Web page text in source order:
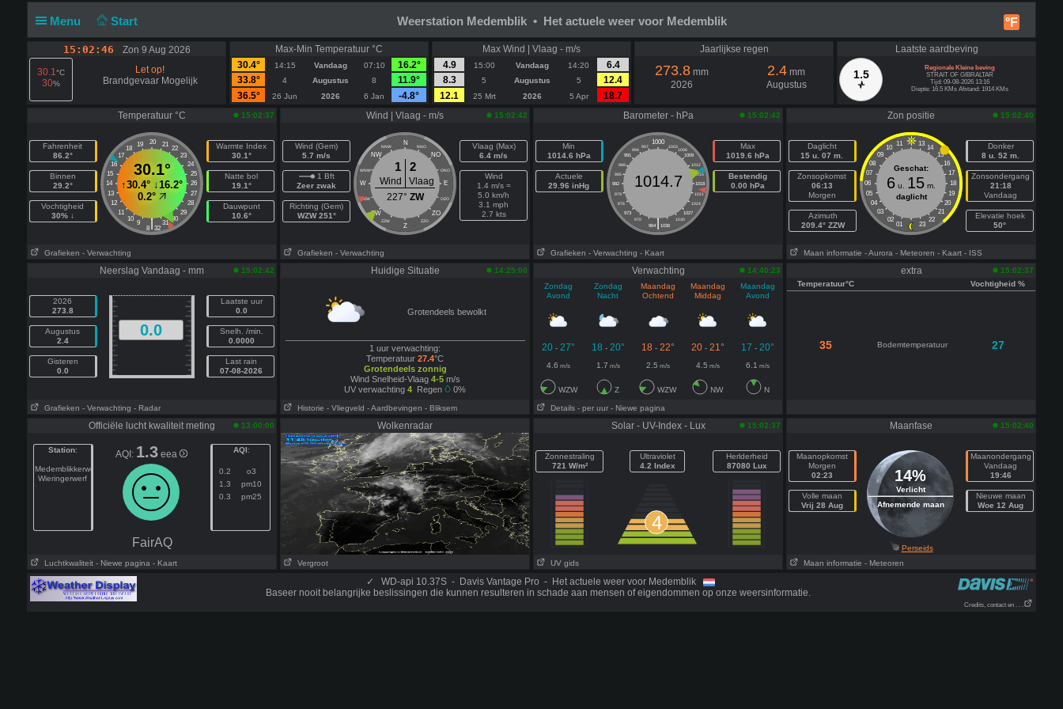
Menu Start °F
Weerstation Medemblik • Het actuele weer voor Medemblik
15:02:46
Zon 9 Aug 2026
30.1°C
30%
Let op!
Brandgevaar Mogelijk
Max-Min Temperatuur °C
30.4°
14:15 Vandaag 07:10
16.2°
33.8°
4 Augustus 8
11.9°
36.5°
26 Jun 2026 6 Jan -4.8°
Max Wind | Vlaag - m/s
4.9
15:00 Vandaag 14:20
6.4
8.3
5 Augustus 5
12.4
12.1
25 Mrt 2026 5 Apr 18.7
Jaarlijkse regen
273.8 mm
2026
2.4 mm
Augustus
Laatste aardbeving
1.5
Regionale Kleine beving
STRAIT OF GIBRALTAR
Tijd: 09-08-2026 13:16
Diepte: 16.5 KMs Afstand: 1914 KMs
Temperatuur °C 15:02:37
Fahrenheit
86.2°
Binnen
29.2°
Vochtigheid
30% ↓
20
19 21
18
22
17
23
16
24
15
25
14
26
13
27
12
28
11
29
10
30
9 31
|
8 32
30.1°
↑30.4° ↓16.2°
0.2°
Warmte Index
30.1°
Natte bol
19.1°
Dauwpunt
10.6°
Grafieken - Verwachting
Wind | Vlaag - m/s 15:02:42
Wind (Gem)
5.7 m/s
1 Bft
Zeer zwak
Richting (Gem)
WZW 251°
N
NNW NNO
NW NO
WNW ONO
W E
WZW OZO
ZW ZO
ZZW ZZO
Z
1 2
Wind
Vlaag
227° ZW
Vlaag (Max)
6.4 m/s
Wind
1.4 m/s =
5.0 km/h
3.1 mph
2.7 kts
Grafieken - Verwachting
Barometer - hPa 15:02:42
Min
1014.6 hPa
Actuele
29.96 inHg
1000
997 1003
994
1006
991
1009
988
1012
985
1015
982
1018
979
1021
976
1024
973
1027
970
1030
|
964 1036
1014.7
Max
1019.6 hPa
Bestendig
0.00 hPa
Grafieken - Verwachting - Kaart
Zon positie 15:02:40
Daglicht
15 u. 07 m.
Zonsopkomst
06:13
Morgen
Azimuth
209.4° ZZW
11 13
10
14
09
15
08
16
07
17
06
18
05
19
04
20
03
21
02
22
01 23
Geschat:
6 u. 15 m.
daglicht
Donker
8 u. 52 m.
Zonsondergang
21:18
Vandaag
Elevatie hoek
50°
Maan informatie - Aurora - Meteoren - Kaart - ISS
Neerslag Vandaag - mm 15:02:42
2026
273.8
Augustus
2.4
Gisteren
0.0
0.0
Laatste uur
0.0
Snelh. /min.
0.0000
Last rain
07-08-2026
Grafieken - Verwachting - Radar
Huidige Situatie 14:25:00
Grotendeels bewolkt
1 uur verwachting:
Temperatuur 27.4°C
Grotendeels zonnig
Wind Snelheid-Vlaag 4-5m/s
UV verwachting 4 Regen 0%
Historie - Vliegveld - Aardbevingen - Bliksem
Verwachting
14:40:23
Zondag
Avond
Zondag
Nacht
Maandag
Ochtend
Maandag
Middag
Maandag
Avond
20 - 27° 18 - 20° 18- 22° 20- 21° 17 - 20°
4.6 m/s 1.7 m/s 2.5 m/s 4.5 m/s 6.1 m/s
WZW Z WZW NW N
Details - per uur - Niewe pagina
extra
15:02:37
Temperatuur°C
Vochtigheid %
35 Bodemtemperatuur 27
Officiële lucht kwaliteit meting 13:00:00
Station:
Medemblikkerweg
Wieringerwerf
AQI: 1.3 eea AQI:
0.2
o3
1.3
pm10
0.3
pm25
FairAQ
Luchtkwaliteit - Niewe pagina - Kaart
Wolkenradar
Vergroot
Solar - UV-Index - Lux 15:02:37
Zonnestraling
721 W/m²
Ultraviolet
4.2 Index
4
Herlderheid
87080 Lux
UV gids
Maanfase 15:02:40
Maanopkomst
Morgen
02:23
Volle maan
Vrij 28 Aug
14%
Verlicht
Afnemende maan
Maanondergang
Vandaag
19:46
Nieuwe maan
Woe 12 Aug
Perseids
Maan informatie - Meteoren
✓
WD-api 10.37S - Davis Vantage Pro - Het actuele weer voor Medemblik
Baseer nooit belangrijke beslissingen die kunnen resulteren in schade aan mensen of eigendommen op onze weersinformatie.
Credits, contact en . . .